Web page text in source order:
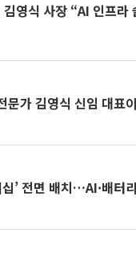
영식 사장 “AI 인프라
문가 김영식 신임 대표
’ 전면 배치…AI·배터